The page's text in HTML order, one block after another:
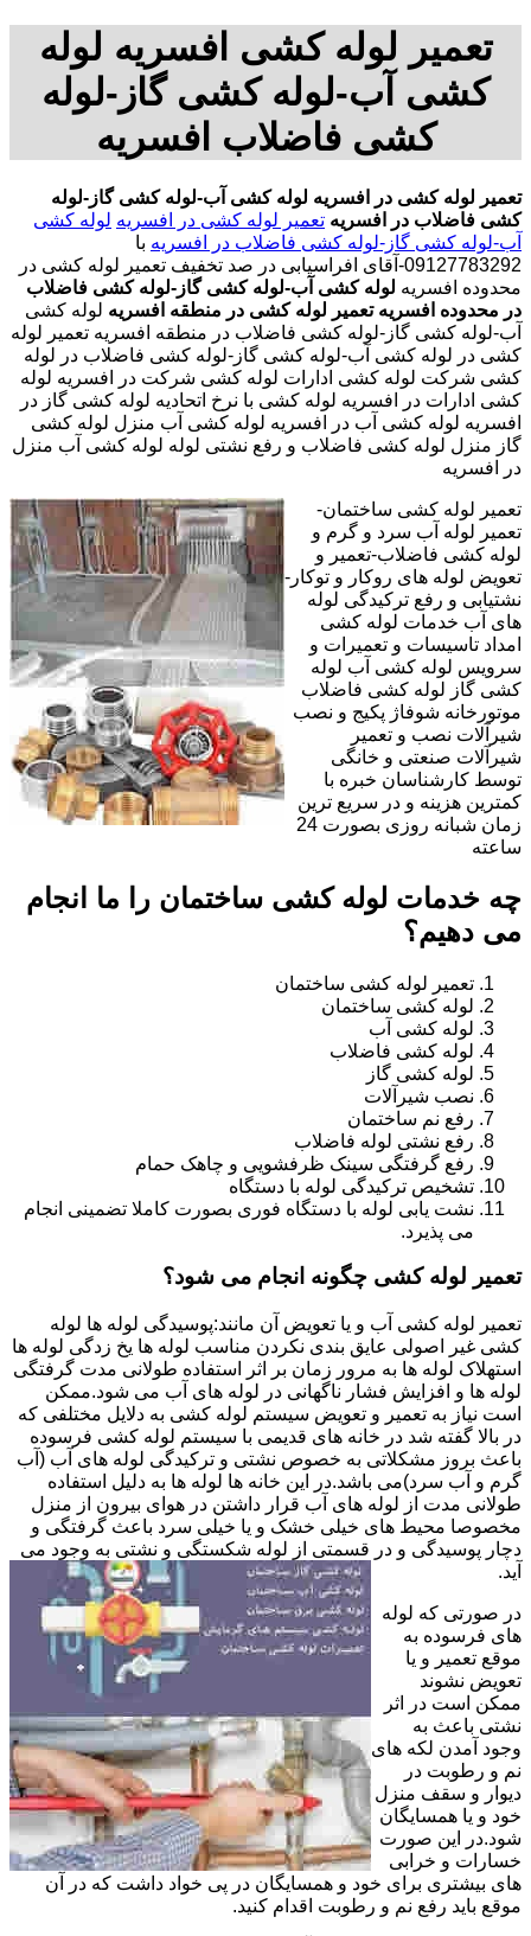
تعمیر لوله کشی افسریه لوله
کشی آب-لوله کشی گاز-لوله
کشی فاضلاب افسریه
تعمیر لوله کشی در افسریه لوله کشی آب-لوله کشی گاز-لوله
کشی فاضلاب در افسریه تعمیر لوله کشی در افسریه لوله کشی
آب-لوله کشی گاز-لوله کشی فاضلاب در افسریه با
09127783292-آقای افراسیابی در صد تخفیف
تعمیر لوله کشی در
محدوده افسریه لوله کشی آب-لوله کشی گاز-لوله کشی فاضلاب
در محدوده افسریه تعمیر لوله کشی در منطقه افسریه لوله کشی
آب-لوله کشی گاز-لوله کشی فاضلاب در منطقه افسریه تعمیر لوله
کشی در لوله کشی آب-لوله کشی گاز-لوله کشی فاضلاب در لوله
کشی شرکت لوله کشی ادارات لوله کشی شرکت در افسریه لوله
کشی ادارات در افسریه لوله کشی با نرخ اتحادیه لوله کشی گاز در
افسریه لوله کشی آب در افسریه لوله کشی آب منزل لوله کشی
گاز منزل لوله کشی فاضلاب و رفع نشتی لوله لوله کشی آب منزل
در افسریه
تعمیر لوله کشی ساختمان-
تعمیر لوله آب سرد و گرم و
لوله کشی فاضلاب-تعمیر و
تعویض لوله های روکار و توکار-
نشتیابی و رفع ترکیدگی لوله
های آب خدمات لوله کشی
امداد تاسیسات و تعمیرات و
سرویس لوله کشی آب لوله
کشی گاز لوله کشی فاضلاب
موتورخانه شوفاژ پکیج و نصب
شیرآلات نصب و تعمیر
شیرآلات صنعتی و خانگی
توسط کارشناسان خبره با
کمترین هزینه و در سریع ترین
زمان شبانه روزی بصورت 24
ساعته
چه خدمات لوله کشی ساختمان را ما انجام
می دهیم؟
تعمیر لوله کشی ساختمان
لوله کشی ساختمان
لوله کشی آب
لوله کشی فاضلاب
لوله کشی گاز
نصب شیرآلات
رفع نم ساختمان
رفع نشتی لوله فاضلاب
رفع گرفتگی سینک ظرفشویی و چاهک حمام
تشخیص ترکیدگی لوله با دستگاه
نشت یابی لوله با دستگاه فوری بصورت کاملا تضمینی انجام
می پذیرد.
تعمیر لوله کشی چگونه انجام می شود؟
تعمیر لوله کشی آب و یا تعویض آن مانند:پوسیدگی لوله ها لوله
کشی غیر اصولی عایق بندی نکردن مناسب لوله ها یخ زدگی لوله ها
استهلاک لوله ها به مرور زمان بر اثر استفاده طولانی مدت گرفتگی
لوله ها و افزایش فشار ناگهانی در لوله های آب می شود.ممکن
است نیاز به تعمیر و تعویض سیستم لوله کشی به دلایل مختلفی که
در بالا گفته شد در خانه های قدیمی با سیستم لوله کشی فرسوده
باعث بروز مشکلاتی به خصوص نشتی و ترکیدگی لوله های آب (آب
گرم و آب سرد)می باشد.در این خانه ها لوله ها به دلیل استفاده
طولانی مدت از لوله های آب قرار داشتن در هوای بیرون از منزل
مخصوصا محیط های خیلی خشک و یا خیلی سرد باعث گرفتگی و
دچار پوسیدگی و در قسمتی از لوله شکستگی و نشتی به وجود می
آید.
در صورتی که لوله
های فرسوده به
موقع تعمیر و یا
تعویض نشوند
ممکن است در اثر
نشتی باعث به
وجود آمدن لکه های
نم و رطوبت در
دیوار و سقف منزل
خود و یا همسایگان
شود.در این صورت
خسارات و خرابی
های بیشتری برای خود و همسایگان در پی خواد داشت که در آن
موقع باید رفع نم و رطوبت اقدام کنید.